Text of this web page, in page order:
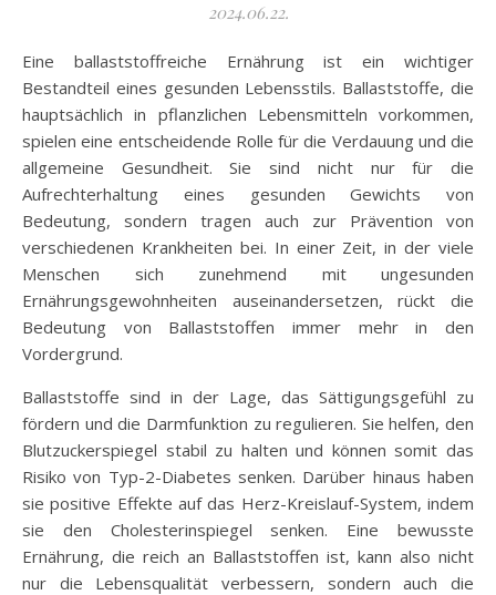
2024.06.22.
Eine ballaststoffreiche Ernährung ist ein wichtiger
Bestandteil eines gesunden Lebensstils. Ballaststoffe, die
hauptsächlich in pflanzlichen Lebensmitteln vorkommen,
spielen eine entscheidende Rolle für die Verdauung und die
allgemeine Gesundheit. Sie sind nicht nur für die
Aufrechterhaltung eines gesunden Gewichts von
Bedeutung, sondern tragen auch zur Prävention von
verschiedenen Krankheiten bei. In einer Zeit, in der viele
Menschen sich zunehmend mit ungesunden
Ernährungsgewohnheiten auseinandersetzen, rückt die
Bedeutung von Ballaststoffen immer mehr in den
Vordergrund.
Ballaststoffe sind in der Lage, das Sättigungsgefühl zu
fördern und die Darmfunktion zu regulieren. Sie helfen, den
Blutzuckerspiegel stabil zu halten und können somit das
Risiko von Typ-2-Diabetes senken. Darüber hinaus haben
sie positive Effekte auf das Herz-Kreislauf-System, indem
sie den Cholesterinspiegel senken. Eine bewusste
Ernährung, die reich an Ballaststoffen ist, kann also nicht
nur die Lebensqualität verbessern, sondern auch die